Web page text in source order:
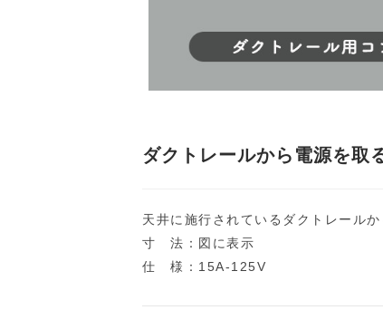
ダクトレールから電源を取
天井に施行されているダクトレール
寸 法：図に表示
仕 様：15A-125V